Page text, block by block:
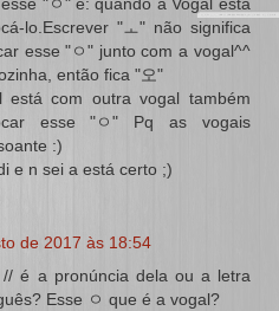
lo.Escrever "ㅗ" não significa
esse "ㅇ" junto com a vogal^^
então fica "오"
está com outra vogal também
esse "ㅇ" Pq as vogais
:)
e n sei a está certo ;)
de 2017 às 18:54
// é a pronúncia dela ou a letra
Esse ㅇ que é a vogal?